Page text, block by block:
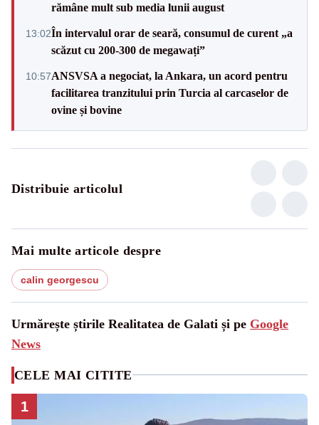
rămâne mult sub media lunii august
13:02În intervalul orar de seară, consumul de curent „a
scăzut cu 200-300 de megawați”
10:57ANSVSA a negociat, la Ankara, un acord pentru
facilitarea tranzitului prin Turcia al carcaselor de
ovine și bovine
Distribuie articolul
Mai multe articole despre
calin georgescu
Urmărește știrile Realitatea de Galati și pe Google
News
CELE MAI CITITE
1